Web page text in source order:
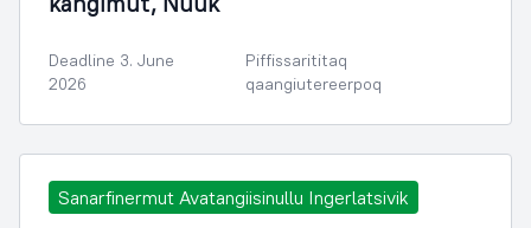
Deadline 3. June
2026
Piffissarititaq
qaangiutereerpoq
Sanarfinermut Avatangiisinullu Ingerlatsivik